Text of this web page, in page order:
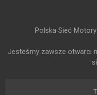
Polska Sieć
Jesteśmy zawsze otwarci